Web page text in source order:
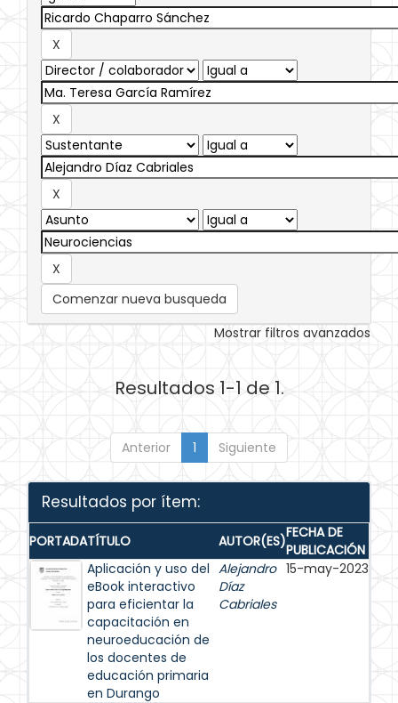
Comenzar nueva busqueda
Mostrar filtros avanzados
Resultados 1-1 de 1.
Anterior 1 Siguiente
Resultados por ítem:
PORTADATÍTULO AUTOR(ES)FECHA DE
PUBLICACIÓN
Aplicación y uso del
eBook interactivo
para eficientar la
capacitación en
neuroeducación de
los docentes de
educación primaria
en Durango
Alejandro
Díaz
Cabriales
15-may-2023